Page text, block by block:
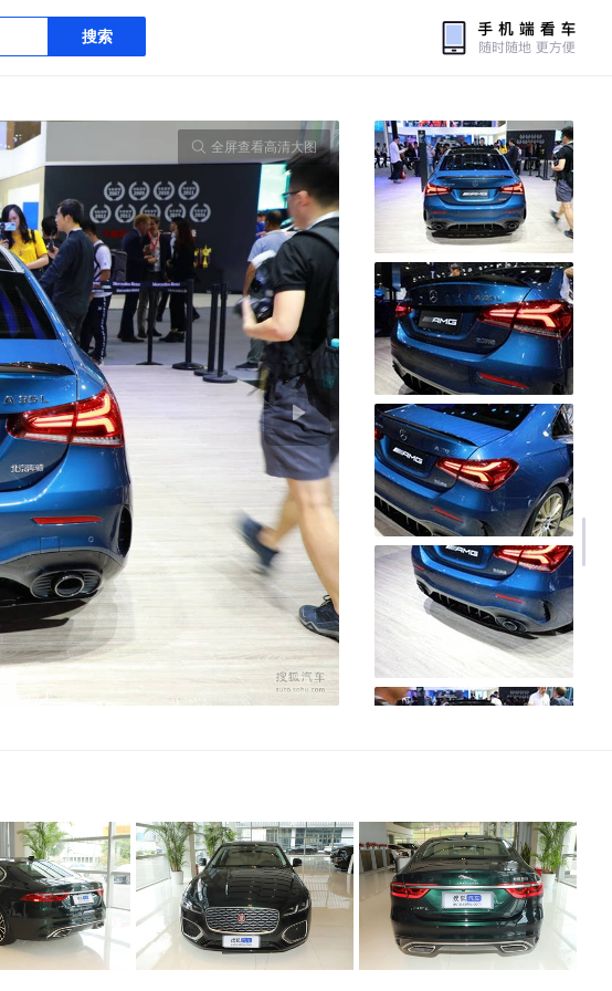
搜索
全屏查看高清大图